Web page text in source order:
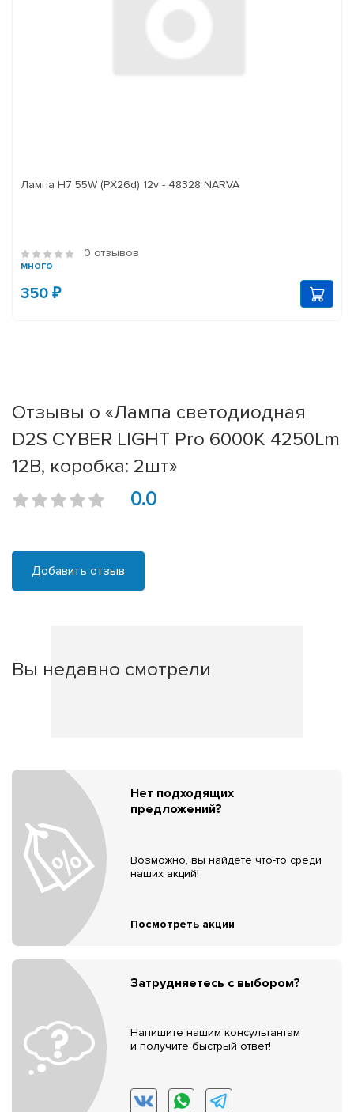
Лампа H7 55W (PX26d) 12v - 48328 NARVA
0 отзывов
много
350 ₽
Отзывы о «Лампа светодиодная
D2S CYBER LIGHT Pro 6000K 4250Lm
12В, коробка: 2шт»
0.0
Добавить отзыв
Вы недавно смотрели
Нет подходящих
предложений?
Возможно, вы найдёте что-то среди
наших акций!
Посмотреть акции
Затрудняетесь с выбором?
Напишите нашим консультантам
и получите быстрый ответ!